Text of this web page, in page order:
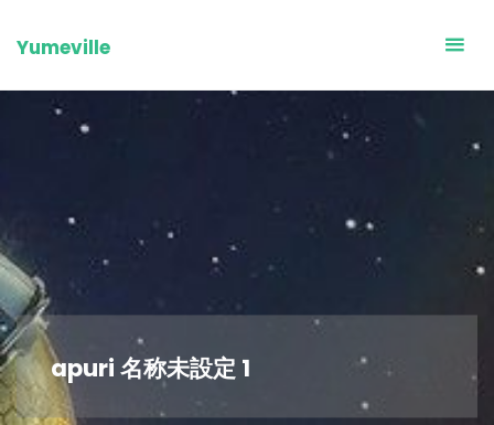
toYumeville
apuri 名称未設定 1